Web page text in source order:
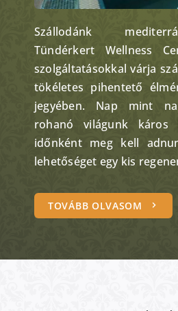
Szállodánk
Tündérkert Wellness
szolgáltatásokkal várja
tökéletes pihentető
jegyében. Nap mint
rohanó világunk káros
időnként meg kell
lehetőséget egy kis
TOVÁBB OLVASOM
Nem